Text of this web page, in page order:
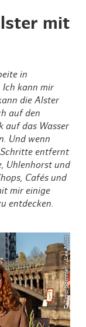
mit
in
Ich kann mir
die Alster
auf den
auf das Wasser
Und wenn
entfernt
Uhlenhorst und
Cafés und
mir einige
entdecken.
© Timo Sommer / Lee Maas